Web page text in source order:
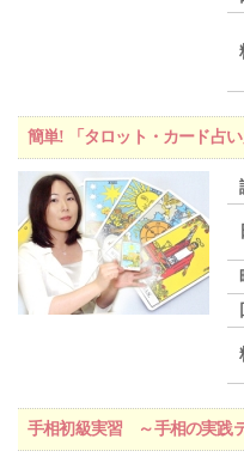
簡単! 「タロット・カード占い
手相初級実習 ～手相の実践